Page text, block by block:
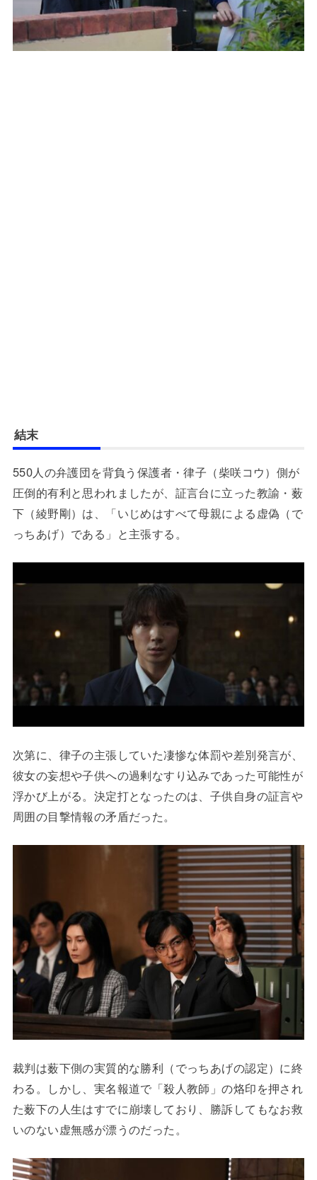
結末
550人の弁護団を背負う保護者・律子（柴咲コウ）側が
圧倒的有利と思われましたが、証言台に立った教諭・薮
下（綾野剛）は、「いじめはすべて母親による虚偽（で
っちあげ）である」と主張する。
次第に、律子の主張していた凄惨な体罰や差別発言が、
彼女の妄想や子供への過剰なすり込みであった可能性が
浮かび上がる。決定打となったのは、子供自身の証言や
周囲の目撃情報の矛盾だった。
裁判は薮下側の実質的な勝利（でっちあげの認定）に終
わる。しかし、実名報道で「殺人教師」の烙印を押され
た薮下の人生はすでに崩壊しており、勝訴してもなお救
いのない虚無感が漂うのだった。